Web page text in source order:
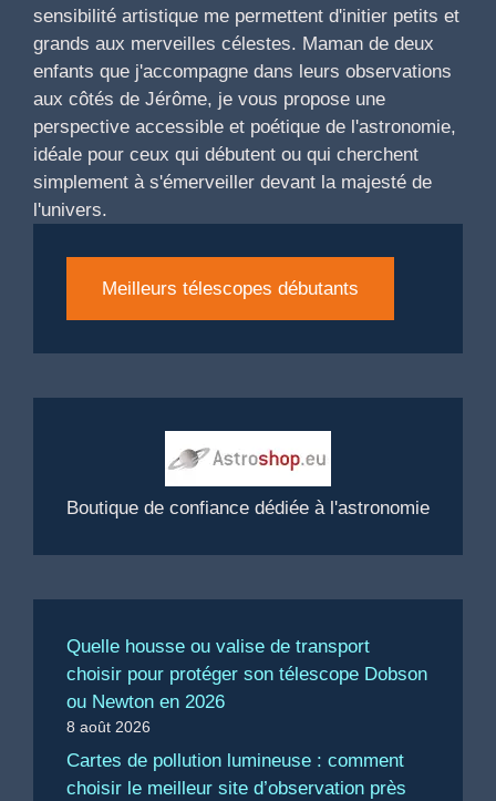
sensibilité artistique me permettent d'initier petits et
grands aux merveilles célestes. Maman de deux
enfants que j'accompagne dans leurs observations
aux côtés de Jérôme, je vous propose une
perspective accessible et poétique de l'astronomie,
idéale pour ceux qui débutent ou qui cherchent
simplement à s'émerveiller devant la majesté de
l'univers.
Meilleurs télescopes débutants
Boutique de confiance dédiée à l'astronomie
Quelle housse ou valise de transport
choisir pour protéger son télescope Dobson
ou Newton en 2026
8 août 2026
Cartes de pollution lumineuse : comment
choisir le meilleur site d’observation près